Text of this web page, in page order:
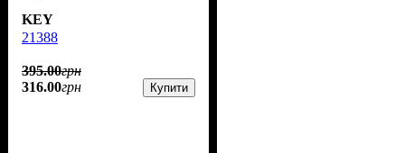
KEY
21388
395.00грн
316.00грн Купити